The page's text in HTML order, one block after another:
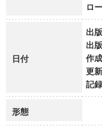
ロ
日付
出
出
作
更
記
形態